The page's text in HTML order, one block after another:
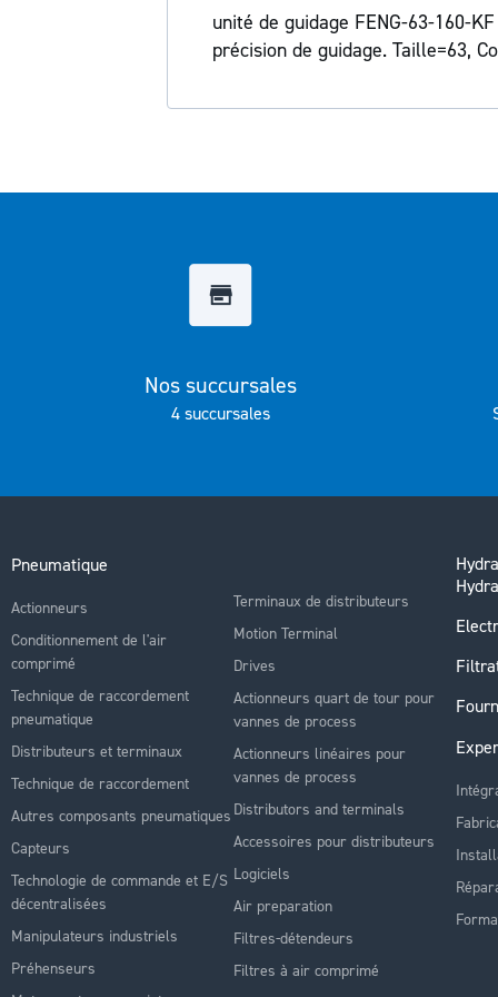
unité de guidage FENG-63-160-
précision de guidage. Taille=63,
Nos succursales
4 succursales
Pneumatique
Actionneurs
Conditionnement de l'air
comprimé
Technique de raccordement
pneumatique
Distributeurs et terminaux
Technique de raccordement
Autres composants pneumatiques
Capteurs
Technologie de commande et E/S
décentralisées
Manipulateurs industriels
Préhenseurs
Terminaux de distributeurs
Motion Terminal
Drives
Actionneurs quart de tour pour
vannes de process
Actionneurs linéaires pour
vannes de process
Distributors and terminals
Accessoires pour distributeurs
Logiciels
Air preparation
Filtres-détendeurs
Filtres à air comprimé